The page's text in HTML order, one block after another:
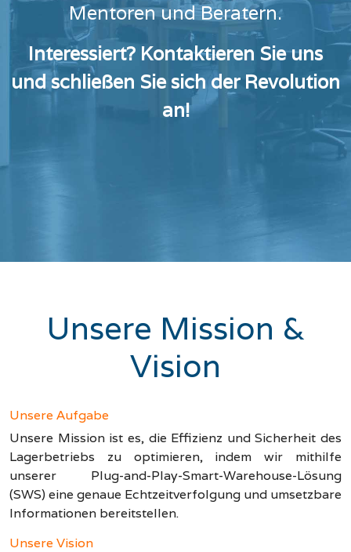
Mentoren und Beratern.
Interessiert? Kontaktieren Sie uns
und schließen Sie sich der Revolution
an!
Unsere Mission &
Vision
Unsere Aufgabe
Unsere Mission ist es, die Effizienz und Sicherheit des
Lagerbetriebs zu optimieren, indem wir mithilfe
unserer Plug-and-Play-Smart-Warehouse-Lösung
(SWS) eine genaue Echtzeitverfolgung und umsetzbare
Informationen bereitstellen.
Unsere Vision